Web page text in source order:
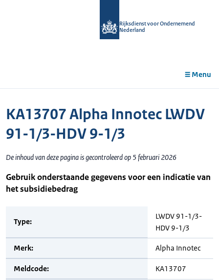
Rijksdienst voor Ondernemend
Nederland
Menu
KA13707 Alpha Innotec LWDV
91-1/3-HDV 9-1/3
De inhoud van deze pagina is gecontroleerd op 5 februari 2026
Gebruik onderstaande gegevens voor een indicatie van
het subsidiebedrag
Type:
LWDV 91-1/3-
HDV 9-1/3
Merk: Alpha Innotec
Meldcode: KA13707